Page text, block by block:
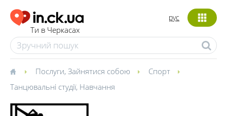
Ти в Черкасах
рус
Послуги, Зайнятися собою
Спорт
Танцювальні студії, Навчання